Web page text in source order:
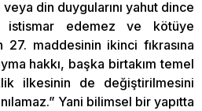
din duygularını yahut dince
istismar edemez ve kötüye
27. maddesinin ikinci fıkrasına
hakkı, başka birtakım temel
ilkesinin de değiştirilmesini
Yani bilimsel bir yapıtta